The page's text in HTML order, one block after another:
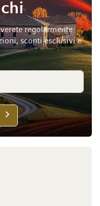
regolarmente
sconti esclusivi e